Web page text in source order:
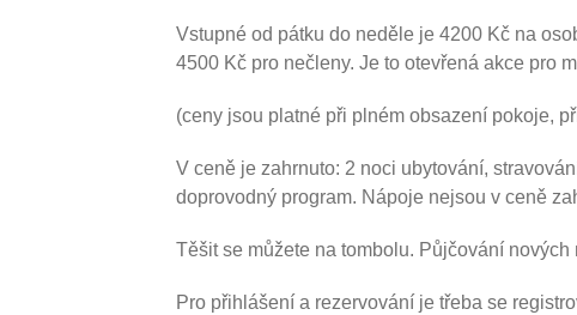
Vstupné od pátku do neděle je 4200 Kč na
4500 Kč pro nečleny. Je to otevřená akce pro
(ceny jsou platné při plném obsazení pokoje,
V ceně je zahrnuto: 2 noci ubytování,
doprovodný program. Nápoje nejsou v ceně
Těšit se můžete na tombolu. Půjčování nových
Pro přihlášení a rezervování je třeba se